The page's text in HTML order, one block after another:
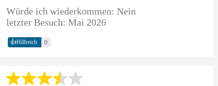
Würde ich wiederkommen: Nein
letzter Besuch: Mai 2026
👍Hilfreich 0